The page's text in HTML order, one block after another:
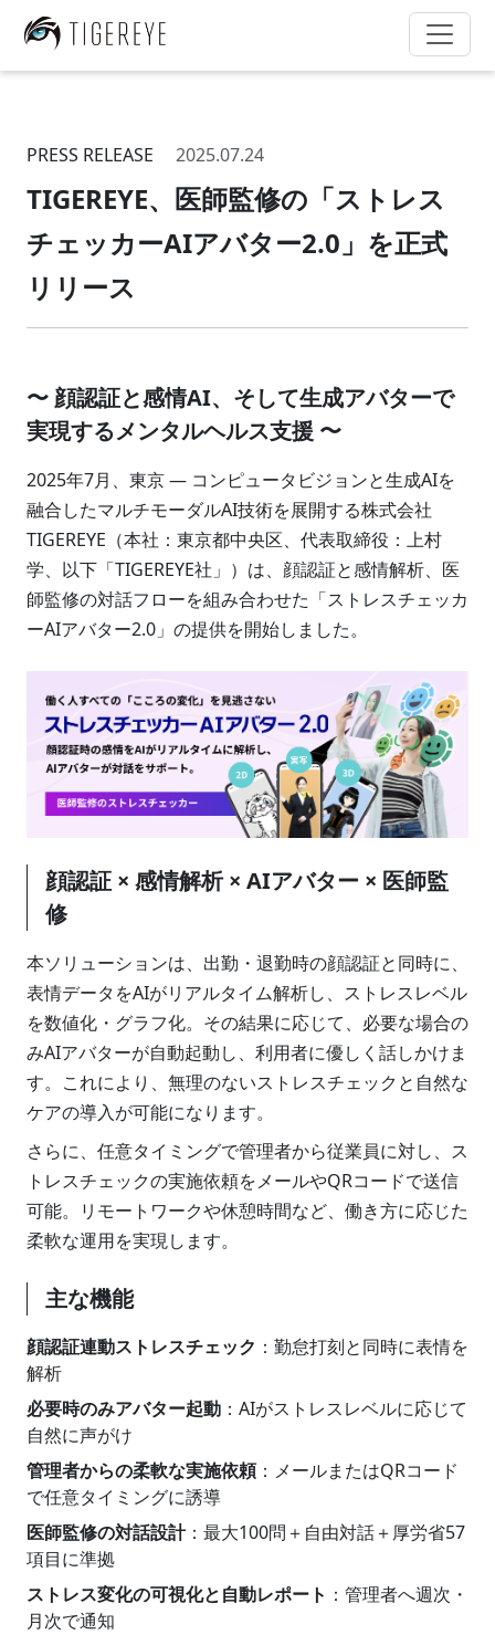
PRESS RELEASE 2025.07.24
TIGEREYE、医師監修の「ストレス
チェッカーAIアバター2.0」を正式
リリース
〜 顔認証と感情AI、そして生成アバターで
実現するメンタルヘルス支援 〜
2025年7月、東京 — コンピュータビジョンと生成AIを
融合したマルチモーダルAI技術を展開する株式会社
TIGEREYE（本社：東京都中央区、代表取締役：上村
学、以下「TIGEREYE社」）は、顔認証と感情解析、医
師監修の対話フローを組み合わせた「ストレスチェッカ
ーAIアバター2.0」の提供を開始しました。
顔認証 × 感情解析 × AIアバター × 医師監
修
本ソリューションは、出勤・退勤時の顔認証と同時に、
表情データをAIがリアルタイム解析し、ストレスレベル
を数値化・グラフ化。その結果に応じて、必要な場合の
みAIアバターが自動起動し、利用者に優しく話しかけま
す。これにより、無理のないストレスチェックと自然な
ケアの導入が可能になります。
さらに、任意タイミングで管理者から従業員に対し、ス
トレスチェックの実施依頼をメールやQRコードで送信
可能。リモートワークや休憩時間など、働き方に応じた
柔軟な運用を実現します。
主な機能
顔認証連動ストレスチェック ：勤怠打刻と同時に表情を
解析
必要時のみアバター起動 ：AIがストレスレベルに応じて
自然に声がけ
管理者からの柔軟な実施依頼：メールまたはQRコード
で任意タイミングに誘導
医師監修の対話設計：最大100問＋自由対話＋厚労省57
項目に準拠
ストレス変化の可視化と自動レポート ：管理者へ週次・
月次で通知